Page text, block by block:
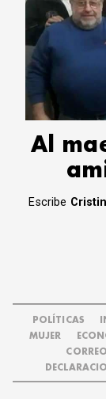
Al
Escribe
POLÍTICAS
MUJER